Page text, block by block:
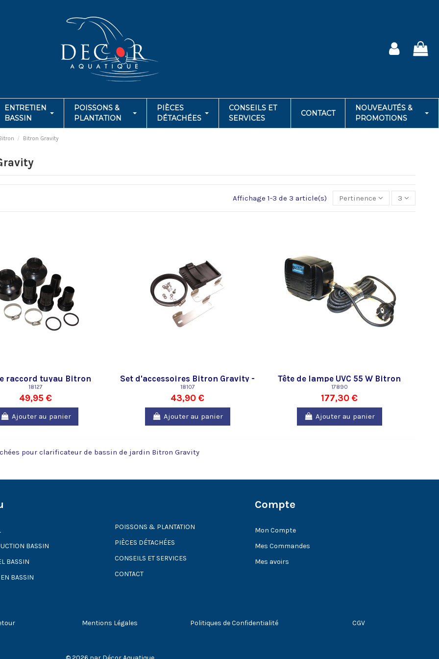
ENTRETIEN
BASSIN
POISSONS &
PLANTATION
PIÈCES
DÉTACHÉES
CONSEILS ET
SERVICES
CONTACT
NOUVEAUTÉS &
PROMOTIONS
Bitron Gravity
Affichage 1-3 de 3 article(s) Pertinence 3
raccord tuyau Bitron
Gravity Oase
18127
49,95 €
Ajouter au panier
Set d'accessoires Bitron Gravity -
Pièces détachées pour filtre de
bassin
18107
43,90 €
Ajouter au panier
Tête de lampe UVC 55 W Bitron
Gravity 55
17890
177,30 €
Ajouter au panier
pour clarificateur de bassin de jardin Bitron Gravity
BASSIN
BASSIN
BASSIN
POISSONS & PLANTATION
PIÈCES DÉTACHÉES
CONSEILS ET SERVICES
CONTACT
Compte
Mon Compte
Mes Commandes
Mes avoirs
Mentions Légales Politiques de Confidentialité CGV